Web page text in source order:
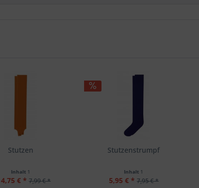
Stutzen
Inhalt 1
€ * 7,99 € *
Stutzenstrumpf
Inhalt 1
5,95 € * 7,95 € *